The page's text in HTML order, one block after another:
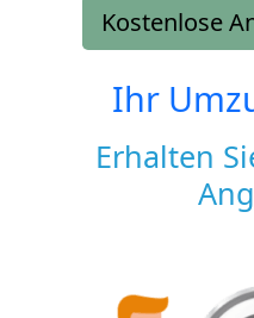
Kostenlose
Ihr
Erhalten